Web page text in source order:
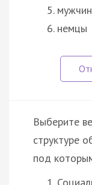
немцы
Выберите
структуре
под